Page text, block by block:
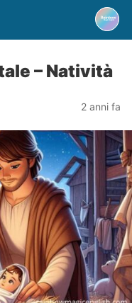
– Natività
2 anni fa